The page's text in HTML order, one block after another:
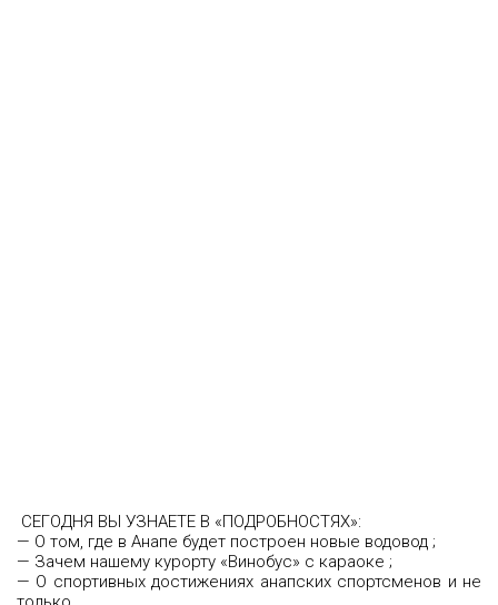
СЕГОДНЯ ВЫ УЗНАЕТЕ В «ПОДРОБНОСТЯХ»:
— О том, где в Анапе будет построен новые водовод ;
— Зачем нашему курорту «Винобус» с караоке ;
— О спортивных достижениях анапских спортсменов и не